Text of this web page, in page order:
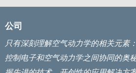
公司
只有深刻理解空气动力学的相关元素
控制电子和空气动力学之间协同的奥